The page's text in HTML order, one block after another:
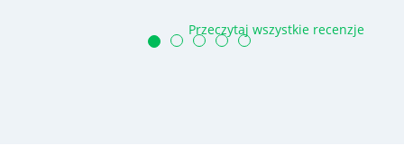
Przeczytaj wszystkie recenzje